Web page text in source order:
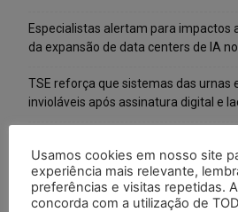
Especialistas alertam para impactos
da expansão de data centers de IA
TSE reforça que sistemas das urnas
invioláveis após assinatura digital e
dos jogos de azar no Brasil
Usamos cookies em nosso site
experiência mais relevante,
preferências e visitas repetidas.
concorda com a utilização de